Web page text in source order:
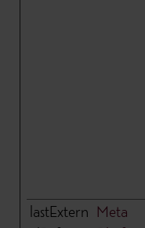
lastExtern
Meta